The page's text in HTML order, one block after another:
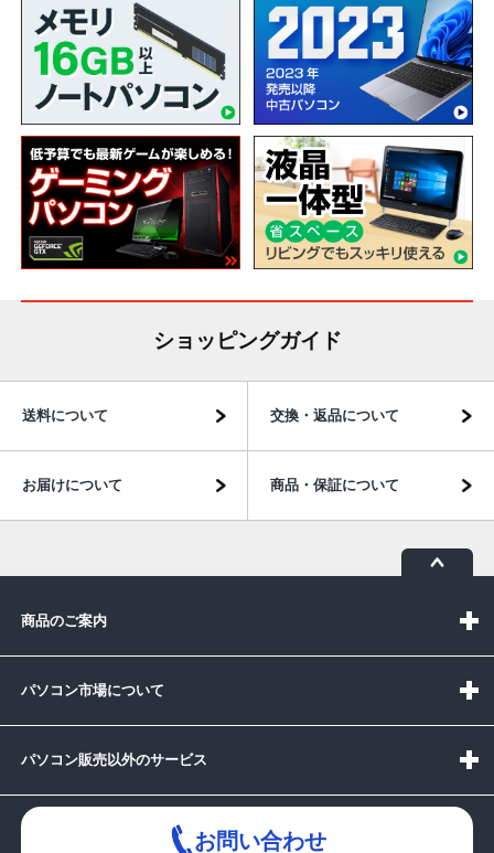
ショッピングガイド
送料について 交換・返品について
お届けについて 商品・保証について
商品のご案内
パソコン市場について
パソコン販売以外のサービス
お問い合わせ